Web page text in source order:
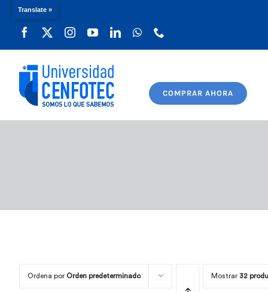
COMPRAR AHORA
Ordena por Orden predeterminado Mostrar 32
Translate »